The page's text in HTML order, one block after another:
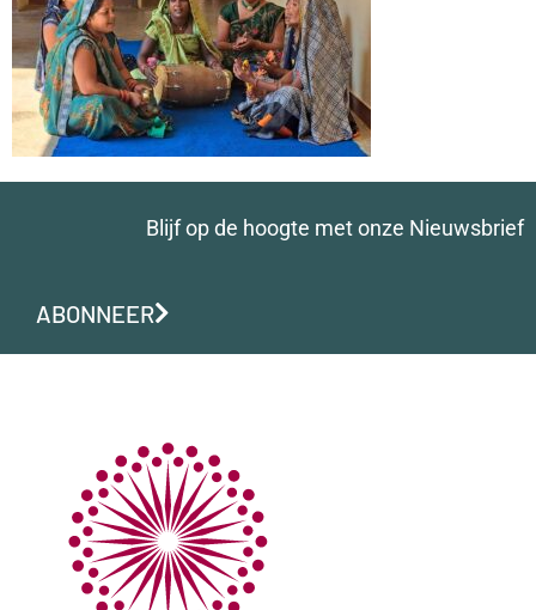
Blijf op de hoogte met onze Nieuwsbrief
ABONNEER